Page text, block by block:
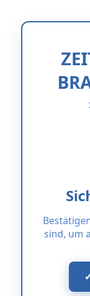
sind, um